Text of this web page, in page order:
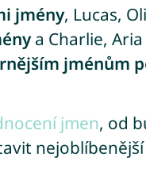
jmény, Lucas,
a Charlie,
jménům
jmen, od